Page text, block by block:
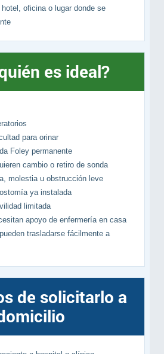
oficina o lugar donde se
es ideal?
para orinar
Foley permanente
cambio o retiro de sonda
molestia u obstrucción leve
ya instalada
limitada
apoyo de enfermería en casa
trasladarse fácilmente a
de solicitarlo a